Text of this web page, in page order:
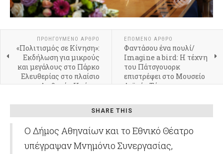
ΠΡΟΗΓΟΎΜΕΝΟ ΆΡΘΡΟ
«Πολιτισμός σε Κίνηση»:
Εκδήλωση για μικρούς
και μεγάλους στο Πάρκο
Ελευθερίας στο πλαίσιο
της Διεθνούς Ημέρας
ΕΠΌΜΕΝΟ ΆΡΘΡΟ
Φαντάσου ένα πουλί/
Imagine a bird: Η τέχνη
του Πάτσγουορκ
επιστρέφει στο Μουσείο
Λαϊκής Τέχνης και
Χατζημιχάλη»
SHARE THIS
Ο Δήμος Αθηναίων και το Εθνικό Θέατρο
υπέγραψαν Μνημόνιο Συνεργασίας,